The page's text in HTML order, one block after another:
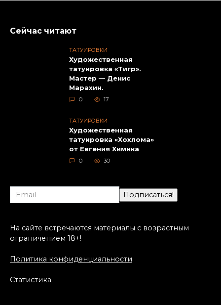
Сейчас читают
ТАТУИРОВКИ
Художественная
татуировка «Тигр».
Мастер — Денис
Марахин.
0 17
ТАТУИРОВКИ
Художественная
татуировка «Хохлома»
от Евгения Химика
0 30
На сайте встречаются материалы с возрастным
ограничением 18+!
Политика конфиденциальности
Статистика